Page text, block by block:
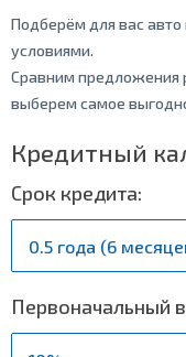
Подберём для вас
условиями.
Сравним предложения
выберем самое
Кредитный
Срок кредита:
Первоначальный